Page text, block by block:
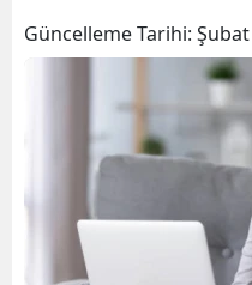
Güncelleme Tarihi: